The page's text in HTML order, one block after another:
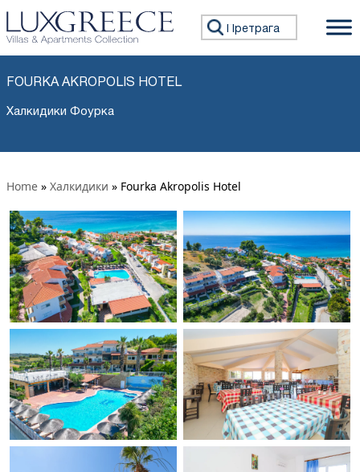
Претражи:
FOURKA AKROPOLIS HOTEL
Халкидики Фоурка
Home » Халкидики » Fourka Akropolis Hotel